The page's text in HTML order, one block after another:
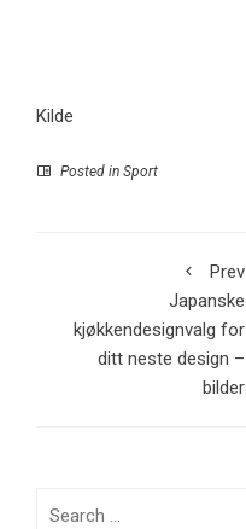
Kilde
Posted in Sport
Prev
Japanske
kjøkkendesignvalg for
ditt neste design –
bilder